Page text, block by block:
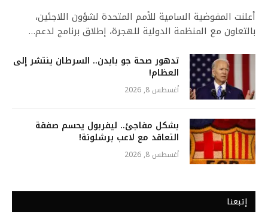
أعلنت المفوضية السامية للأمم المتحدة لشؤون اللاجئين،
بالتعاون مع المنظمة الدولية للهجرة، إطلاق برنامج لدعم…
تدهور صحة جو بايدن.. السرطان ينتشر إلى
العظام!
أغسطس 8, 2026
بشكل مفاجئ.. ليفربول يحسم صفقة
التعاقد مع لاعب برشلونة!
أغسطس 8, 2026
إتبعنا